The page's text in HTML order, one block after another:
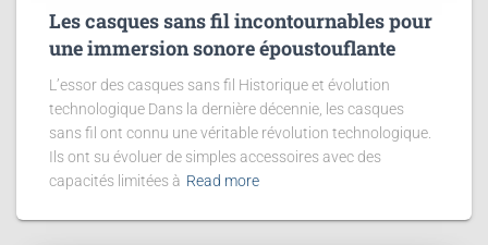
Les casques sans fil incontournables pour
une immersion sonore époustouflante
L’essor des casques sans fil Historique et évolution
technologique Dans la dernière décennie, les casques
sans fil ont connu une véritable révolution technologique.
Ils ont su évoluer de simples accessoires avec des
capacités limitées à Read more